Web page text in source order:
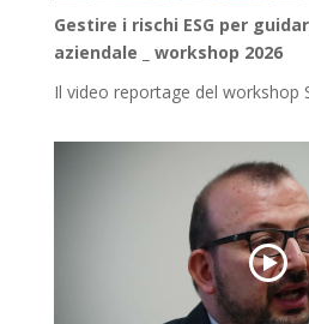
Gestire i rischi ESG per
aziendale _ workshop 2026
Il video reportage del workshop